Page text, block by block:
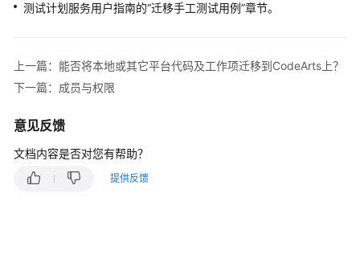
指
最
佳
践
API
参
测试计划服务用户指南的“迁移手工测试用例”章节。
上一篇：能否将本地或其它平台代码及工作项迁移到CodeArts上？
下一篇：成员与权限
意见反馈
文档内容是否对您有帮助？
提供反馈